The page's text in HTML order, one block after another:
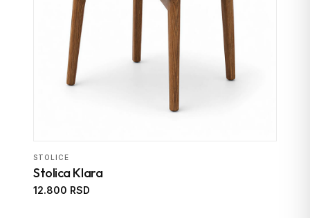
STOLICE
Stolica Klara
12.800 RSD